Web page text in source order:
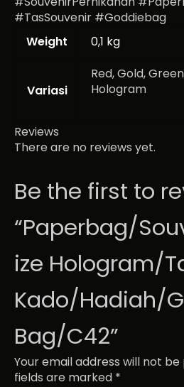
#TasSouvenir #Goddiebag
Weight
0,1 kg
Variasi
Red, Gold,
Hologram
Reviews
There are no reviews yet.
Be the first to
“Paperbag/
ize Hologram/
Kado/Hadiah/
Bag/C42”
Your email address will not be
fields are marked *